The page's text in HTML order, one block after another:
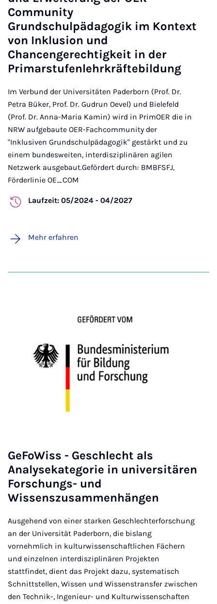
Community
Grundschulpädagogik im Kontext
von Inklusion und
Chancengerechtigkeit in der
Primarstufenlehrkräftebildung
Im Verbund der Universitäten Paderborn (Prof. Dr.
Petra Büker, Prof. Dr. Gudrun Oevel) und Bielefeld
(Prof. Dr. Anna-Maria Kamin) wird in PrimOER die in
NRW aufgebaute OER-Fachcommunity der
"Inklusiven Grundschulpädagogik" gestärkt und zu
einem bundesweiten, interdisziplinären agilen
Netzwerk ausgebaut.Gefördert durch: BMBFSFJ,
Förderlinie OE_COM
Laufzeit: 05/2024 - 04/2027
Mehr erfahren
GeFoWiss - Geschlecht als
Analysekategorie in universitären
Forschungs- und
Wissenszusammenhängen
Ausgehend von einer starken Geschlechterforschung
an der Universität Paderborn, die bislang
vornehmlich in kulturwissenschaftlichen Fächern
und einzelnen interdisziplinären Projekten
stattfindet, dient das Projekt dazu, systematisch
Schnittstellen, Wissen und Wissenstransfer zwischen
den Technik-, Ingenieur- und Kulturwissenschaften